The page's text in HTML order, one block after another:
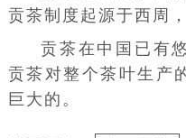
贡茶制度起源于西周
贡茶在中国已有
贡茶对整个茶叶生产
巨大的。